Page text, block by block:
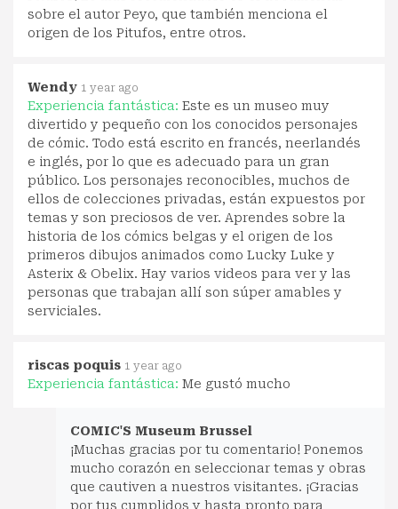
sobre el autor Peyo, que también menciona el
origen de los Pitufos, entre otros.
Wendy 1 year ago
Experiencia fantástica: Este es un museo muy
divertido y pequeño con los conocidos personajes
de cómic. Todo está escrito en francés, neerlandés
e inglés, por lo que es adecuado para un gran
público. Los personajes reconocibles, muchos de
ellos de colecciones privadas, están expuestos por
temas y son preciosos de ver. Aprendes sobre la
historia de los cómics belgas y el origen de los
primeros dibujos animados como Lucky Luke y
Asterix & Obelix. Hay varios videos para ver y las
personas que trabajan allí son súper amables y
serviciales.
riscas poquis 1 year ago
Experiencia fantástica: Me gustó mucho
COMIC'S Museum Brussel
¡Muchas gracias por tu comentario! Ponemos
mucho corazón en seleccionar temas y obras
que cautiven a nuestros visitantes. ¡Gracias
por tus cumplidos y hasta pronto para